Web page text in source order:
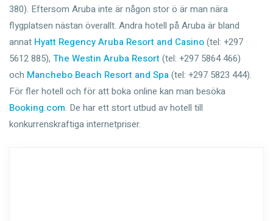
380). Eftersom Aruba inte är någon stor ö är man nära
flygplatsen nästan överallt. Andra hotell på Aruba är bland
annat Hyatt Regency Aruba Resort and Casino(tel: +297
5612 885), The Westin Aruba Resort (tel: +297 5864 466)
och Manchebo Beach Resort and Spa(tel: +297 5823 444).
För fler hotell och för att boka online kan man besöka
Booking.com. De har ett stort utbud av hotell till
konkurrenskraftiga internetpriser.